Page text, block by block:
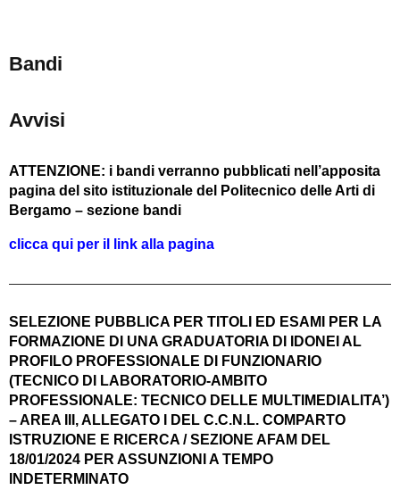
Bandi
Avvisi
ATTENZIONE: i bandi verranno pubblicati nell’apposita
pagina del sito istituzionale del Politecnico delle Arti di
Bergamo – sezione bandi
clicca qui per il link alla pagina
SELEZIONE PUBBLICA PER TITOLI ED ESAMI PER LA
FORMAZIONE DI UNA GRADUATORIA DI IDONEI AL
PROFILO PROFESSIONALE DI FUNZIONARIO
(TECNICO DI LABORATORIO-AMBITO
PROFESSIONALE: TECNICO DELLE MULTIMEDIALITA’)
– AREA III, ALLEGATO I DEL C.C.N.L. COMPARTO
ISTRUZIONE E RICERCA / SEZIONE AFAM DEL
18/01/2024 PER ASSUNZIONI A TEMPO
INDETERMINATO